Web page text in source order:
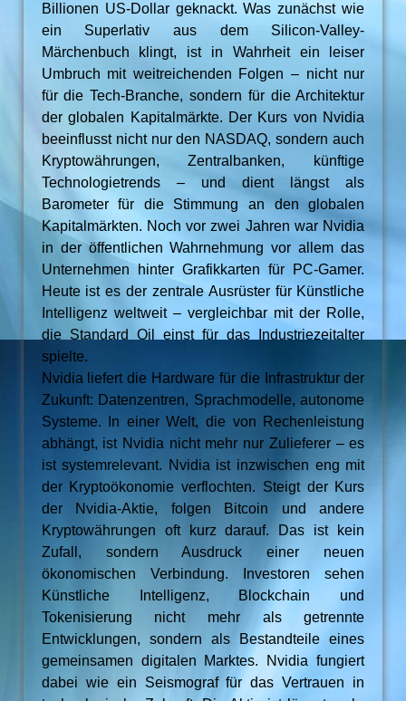
Billionen US-Dollar geknackt. Was zunächst wie
ein Superlativ aus dem Silicon-Valley-
Märchenbuch klingt, ist in Wahrheit ein leiser
Umbruch mit weitreichenden Folgen – nicht nur
für die Tech-Branche, sondern für die Architektur
der globalen Kapitalmärkte. Der Kurs von Nvidia
beeinflusst nicht nur den NASDAQ, sondern auch
Kryptowährungen, Zentralbanken, künftige
Technologietrends – und dient längst als
Barometer für die Stimmung an den globalen
Kapitalmärkten. Noch vor zwei Jahren war Nvidia
in der öffentlichen Wahrnehmung vor allem das
Unternehmen hinter Grafikkarten für PC-Gamer.
Heute ist es der zentrale Ausrüster für Künstliche
Intelligenz weltweit – vergleichbar mit der Rolle,
die Standard Oil einst für das Industriezeitalter
spielte.
Nvidia liefert die Hardware für die Infrastruktur der
Zukunft: Datenzentren, Sprachmodelle, autonome
Systeme. In einer Welt, die von Rechenleistung
abhängt, ist Nvidia nicht mehr nur Zulieferer – es
ist systemrelevant. Nvidia ist inzwischen eng mit
der Kryptoökonomie verflochten. Steigt der Kurs
der Nvidia-Aktie, folgen Bitcoin und andere
Kryptowährungen oft kurz darauf. Das ist kein
Zufall, sondern Ausdruck einer neuen
ökonomischen Verbindung. Investoren sehen
Künstliche Intelligenz, Blockchain und
Tokenisierung nicht mehr als getrennte
Entwicklungen, sondern als Bestandteile eines
gemeinsamen digitalen Marktes. Nvidia fungiert
dabei wie ein Seismograf für das Vertrauen in